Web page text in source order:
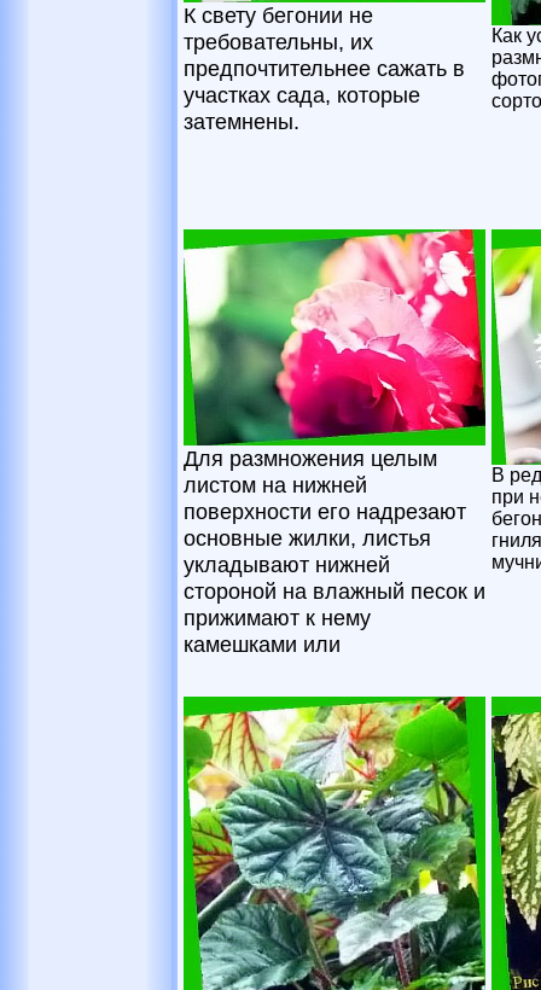
К свету бегонии не
требовательны, их
предпочтительнее сажать в
участках сада, которые
затемнены.
Как
Для размножения целым
листом на нижней
поверхности его надрезают
основные жилки, листья
укладывают нижней
стороной на влажный песок и
прижимают к нему
камешками или
В
при